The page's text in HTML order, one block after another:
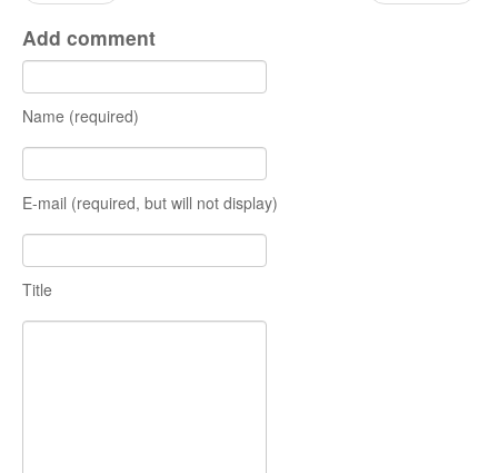
Add comment
Name (required)
E-mail (required, but will not display)
Title